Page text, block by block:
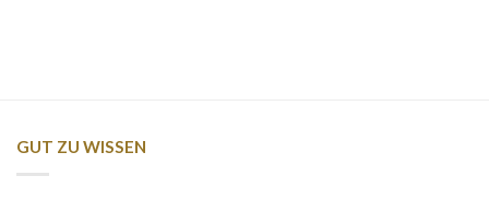
GUT ZU WISSEN